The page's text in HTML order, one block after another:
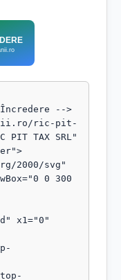
Încredere -->
ric-pit-
TAX SRL"
2000/svg"
0 300